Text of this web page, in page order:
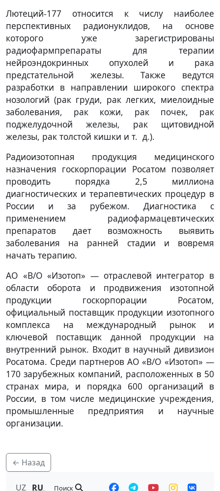
Лютеций-177 относится к числу наиболее
перспективных радионуклидов, на основе
которого уже зарегистрированы
радиофармпрепараты для терапии
нейроэндокринных опухолей и рака
предстательной железы. Также ведутся
разработки в направлении широкого спектра
нозологий (рак груди, рак легких, миелоидные
заболевания, рак кожи, рак почек, рак
поджелудочной железы, рак щитовидной
железы, рак толстой кишки и т. д.).
Радиоизотопная продукция медицинского
назначения госкорпорации Росатом позволяет
проводить порядка 2,5 миллиона
диагностических и терапевтических процедур в
России и за рубежом. Диагностика с
применением радиофармацевтических
препаратов дает возможность выявить
заболевания на ранней стадии и вовремя
начать терапию.
АО «В/О «Изотоп» — отраслевой интегратор в
области оборота и продвижения изотопной
продукции госкорпорации Росатом,
официальный поставщик продукции изотопного
комплекса на международный рынок и
ключевой поставщик данной продукции на
внутренний рынок. Входит в научный дивизион
Росатома. Среди партнеров АО «В/О «Изотоп» —
170 зарубежных компаний, расположенных в 50
странах мира, и порядка 600 организаций в
России, в том числе медицинские учреждения,
промышленные предприятия и научные
организации.
← Назад
UZ RU Поиск